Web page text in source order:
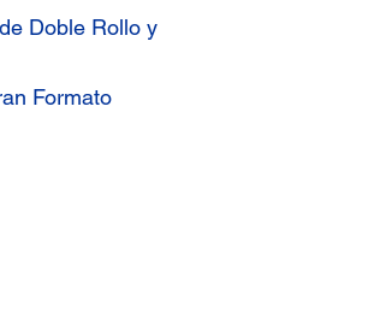
Doble Rollo y
Formato